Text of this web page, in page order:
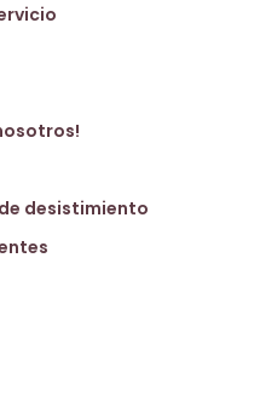
desistimiento